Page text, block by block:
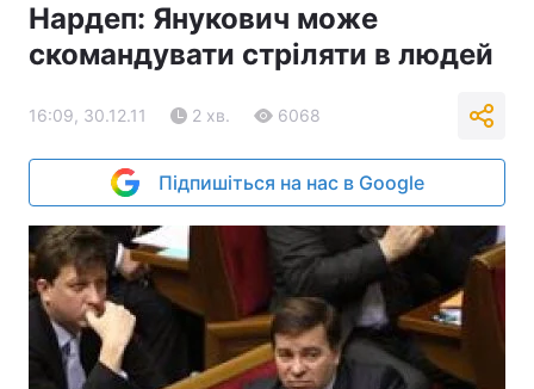
Нардеп: Янукович може
скомандувати стріляти в людей
16:09, 30.12.11 2 хв. 6068
Підпишіться на нас в Google